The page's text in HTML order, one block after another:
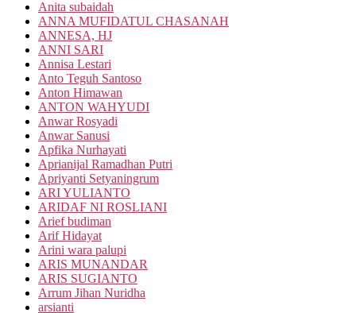
Anita subaidah
ANNA MUFIDATUL CHASANAH
ANNESA, HJ
ANNI SARI
Annisa Lestari
Anto Teguh Santoso
Anton Himawan
ANTON WAHYUDI
Anwar Rosyadi
Anwar Sanusi
Apfika Nurhayati
Aprianijal Ramadhan Putri
Apriyanti Setyaningrum
ARI YULIANTO
ARIDAF NI ROSLIANI
Arief budiman
Arif Hidayat
Arini wara palupi
ARIS MUNANDAR
ARIS SUGIANTO
Arrum Jihan Nuridha
arsianti